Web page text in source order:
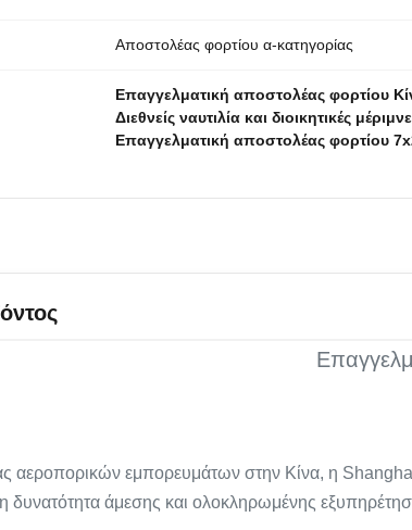
Αποστολέας φορτίου α-κατηγορίας
Επαγγελματική αποστολέας φορτίου
Διεθνείς ναυτιλία και διοικητικές
Επαγγελματική αποστολέας φορτίου
αεροπορικών εμπορευμάτων στην Κίνα, η
δυνατότητα άμεσης και ολοκληρωμένης